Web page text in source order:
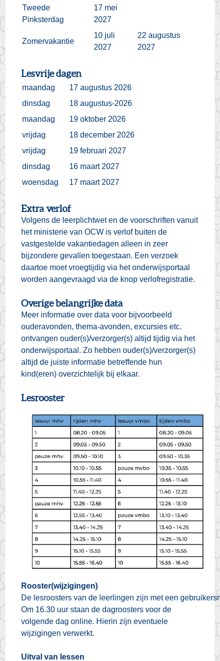
Tweede
Pinksterdag
17 mei
2027
Zomervakantie
10 juli
2027
22 augustus
2027
Lesvrije dagen
maandag
17 augustus 2026
dinsdag
18 augustus-2026
maandag
19 oktober 2026
vrijdag
18 december 2026
vrijdag
19 februari 2027
dinsdag
16 maart 2027
woensdag
17 maart 2027
Extra verlof
Volgens de leerplichtwet en de voorschriften vanuit
het ministerie van OCW is verlof buiten de
vastgestelde vakantiedagen alleen in zeer
bijzondere gevallen toegestaan. Een verzoek
daartoe moet vroegtijdig via het onderwijsportaal
worden aangevraagd via de knop verlofregistratie.
Overige belangrijke data
Meer informatie over data voor bijvoorbeeld
ouderavonden, thema-avonden, excursies etc.
ontvangen ouder(s)/verzorger(s) altijd tijdig via het
onderwijsportaal. Zo hebben ouder(s)/verzorger(s)
altijd de juiste informatie betreffende hun
kind(eren) overzichtelijk bij elkaar.
Lesrooster
Rooster(wijzigingen)
De lesroosters van de leerlingen zijn met een
Om 16.30 uur staan de dagroosters voor de
volgende dag online. Hierin zijn eventuele
wijzigingen verwerkt.
Uitval van lessen